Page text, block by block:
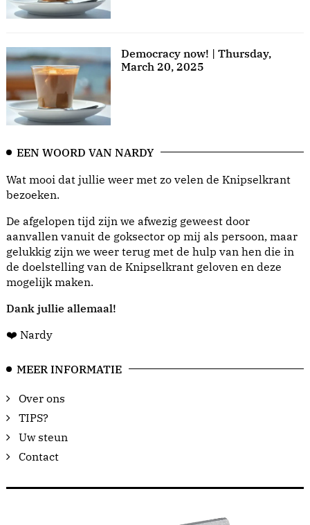
Democracy now! | Thursday,
March 20, 2025
EEN WOORD VAN NARDY
Wat mooi dat jullie weer met zo velen de Knipselkrant
bezoeken.
De afgelopen tijd zijn we afwezig geweest door
aanvallen vanuit de goksector op mij als persoon, maar
gelukkig zijn we weer terug met de hulp van hen die in
de doelstelling van de Knipselkrant geloven en deze
mogelijk maken.
Dank jullie allemaal!
❤️ Nardy
MEER INFORMATIE
Over ons
TIPS?
Uw steun
Contact